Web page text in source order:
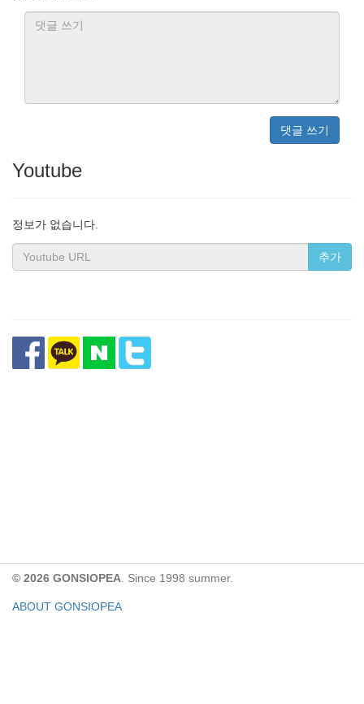
댓글 쓰기
Youtube
정보가 없습니다.
추가
© 2026 GONSIOPEA . Since 1998 summer.
ABOUT GONSIOPEA